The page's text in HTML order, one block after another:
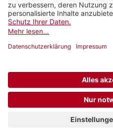
Rechtliches
Netiquette
Newsletter abonnieren